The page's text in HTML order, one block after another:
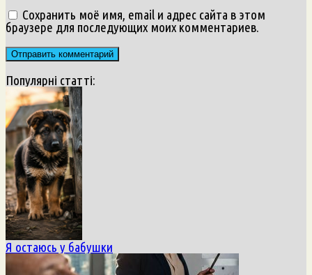
Сохранить моё имя, email и адрес сайта в этом
браузере для последующих моих комментариев.
Популярні статті:
Я остаюсь у бабушки